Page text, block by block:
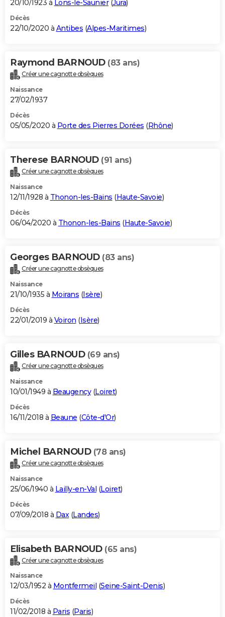
20/10/1923 à Lons-le-Saunier(Jura)
Décès
22/10/2020 à Antibes (Alpes-Maritimes)
Raymond BARNOUD (83 ans)
Créer une cagnotte obsèques
Naissance
27/02/1937
Décès
05/05/2020 à Porte des Pierres Dorées (Rhône)
Therese BARNOUD (91 ans)
Créer une cagnotte obsèques
Naissance
12/11/1928 à Thonon-les-Bains (Haute-Savoie)
Décès
06/04/2020 à Thonon-les-Bains (Haute-Savoie)
Georges BARNOUD (83 ans)
Créer une cagnotte obsèques
Naissance
21/10/1935 à Moirans (Isère)
Décès
22/01/2019 à Voiron (Isère)
Gilles BARNOUD (69 ans)
Créer une cagnotte obsèques
Naissance
10/01/1949 à Beaugency(Loiret)
Décès
16/11/2018 à Beaune (Côte-d'Or)
Michel BARNOUD (78 ans)
Créer une cagnotte obsèques
Naissance
25/06/1940 à Lailly-en-Val (Loiret)
Décès
07/09/2018 à Dax (Landes)
Elisabeth BARNOUD (65 ans)
Créer une cagnotte obsèques
Naissance
12/03/1952 à Montfermeil (Seine-Saint-Denis)
Décès
11/02/2018 à Paris (Paris)